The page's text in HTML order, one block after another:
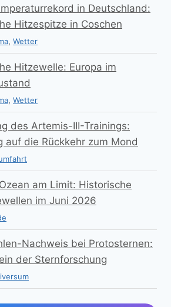
in Deutschland:
Hitzespitze in Coschen
, Wetter
Hitzewelle: Europa im
, Wetter
des Artemis-III-Trainings:
auf die Rückkehr zum Mond
am Limit: Historische
im Juni 2026
Nachweis bei Protosternen:
der Sternforschung